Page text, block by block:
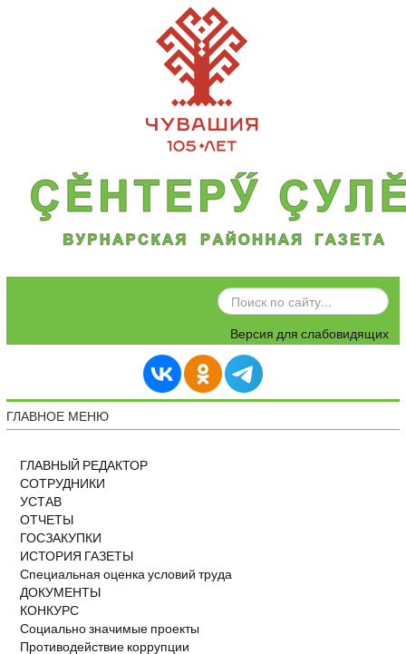
ИСКАТЬ...
Версия для слабовидящих
ГЛАВНОЕ МЕНЮ
ГЛАВНЫЙ РЕДАКТОР
СОТРУДНИКИ
УСТАВ
ОТЧЕТЫ
ГОСЗАКУПКИ
ИСТОРИЯ ГАЗЕТЫ
Специальная оценка условий труда
ДОКУМЕНТЫ
КОНКУРС
Социально значимые проекты
Противодействие коррупции